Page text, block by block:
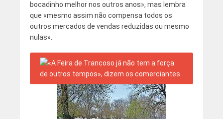
bocadinho melhor nos outros anos», mas lembra
que «mesmo assim não compensa todos os
outros mercados de vendas reduzidas ou mesmo
nulas».